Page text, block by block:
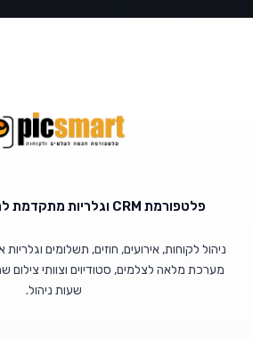
פלטפורמת CRM וגלריות מתקדמת לניהול עסקי צילום.
ניהול לקוחות, אירועים, חוזים, תשלומים
מערכת מלאה לצלמים, סטודיוים וצוותי צילום
שעות ניהול.